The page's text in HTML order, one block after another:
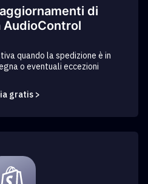
di
AudioControl
quando la spedizione è in
o eventuali eccezioni
gratis >